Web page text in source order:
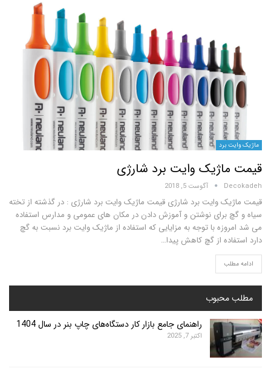
وایت برد شارژی
آگوست 5, 2018
وایت برد شارژی قیمت ماژیک وایت برد شارژی : در گذشته از تخته
برای نوشتن و آموزش دادن در مکان های عمومی و مدارس استفاده
با توجه به مزایایی که استفاده از ماژیک وایت برد نسبت به گچ
از گچ کاهش پیدا…
راهنمای جامع بازار کار دستگاه‌های چاپ بنر در سال 1404
اکتبر 7, 2025